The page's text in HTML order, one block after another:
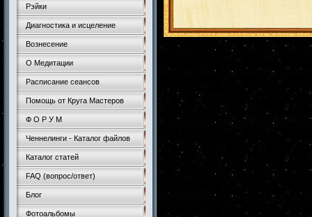
Рэйки
Диагностика и исцеление
Вознесение
О Медитации
Расписание сеансов
Помощь от Круга Мастеров
Ф О Р У М
Ченнелинги - Каталог файлов
Каталог статей
FAQ (вопрос/ответ)
Блог
Фотоальбомы